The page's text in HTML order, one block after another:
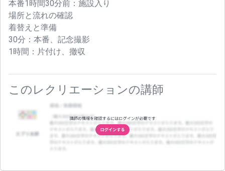
本番1時間30分前：施設入り
場所と流れの確認
着替えと準備
30分：本番、記念撮影
1時間：片付け、撤収
このレクリエーションの講師